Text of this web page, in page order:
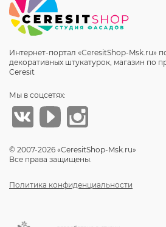
Интернет-портал «CeresitShop-Msk.ru»
декоративных штукатурок, магазин по
Ceresit
© 2007-2026 «CeresitShop-Msk.ru»
Все права защищены.
Мы в соцсетях:
Политика конфиденциальности